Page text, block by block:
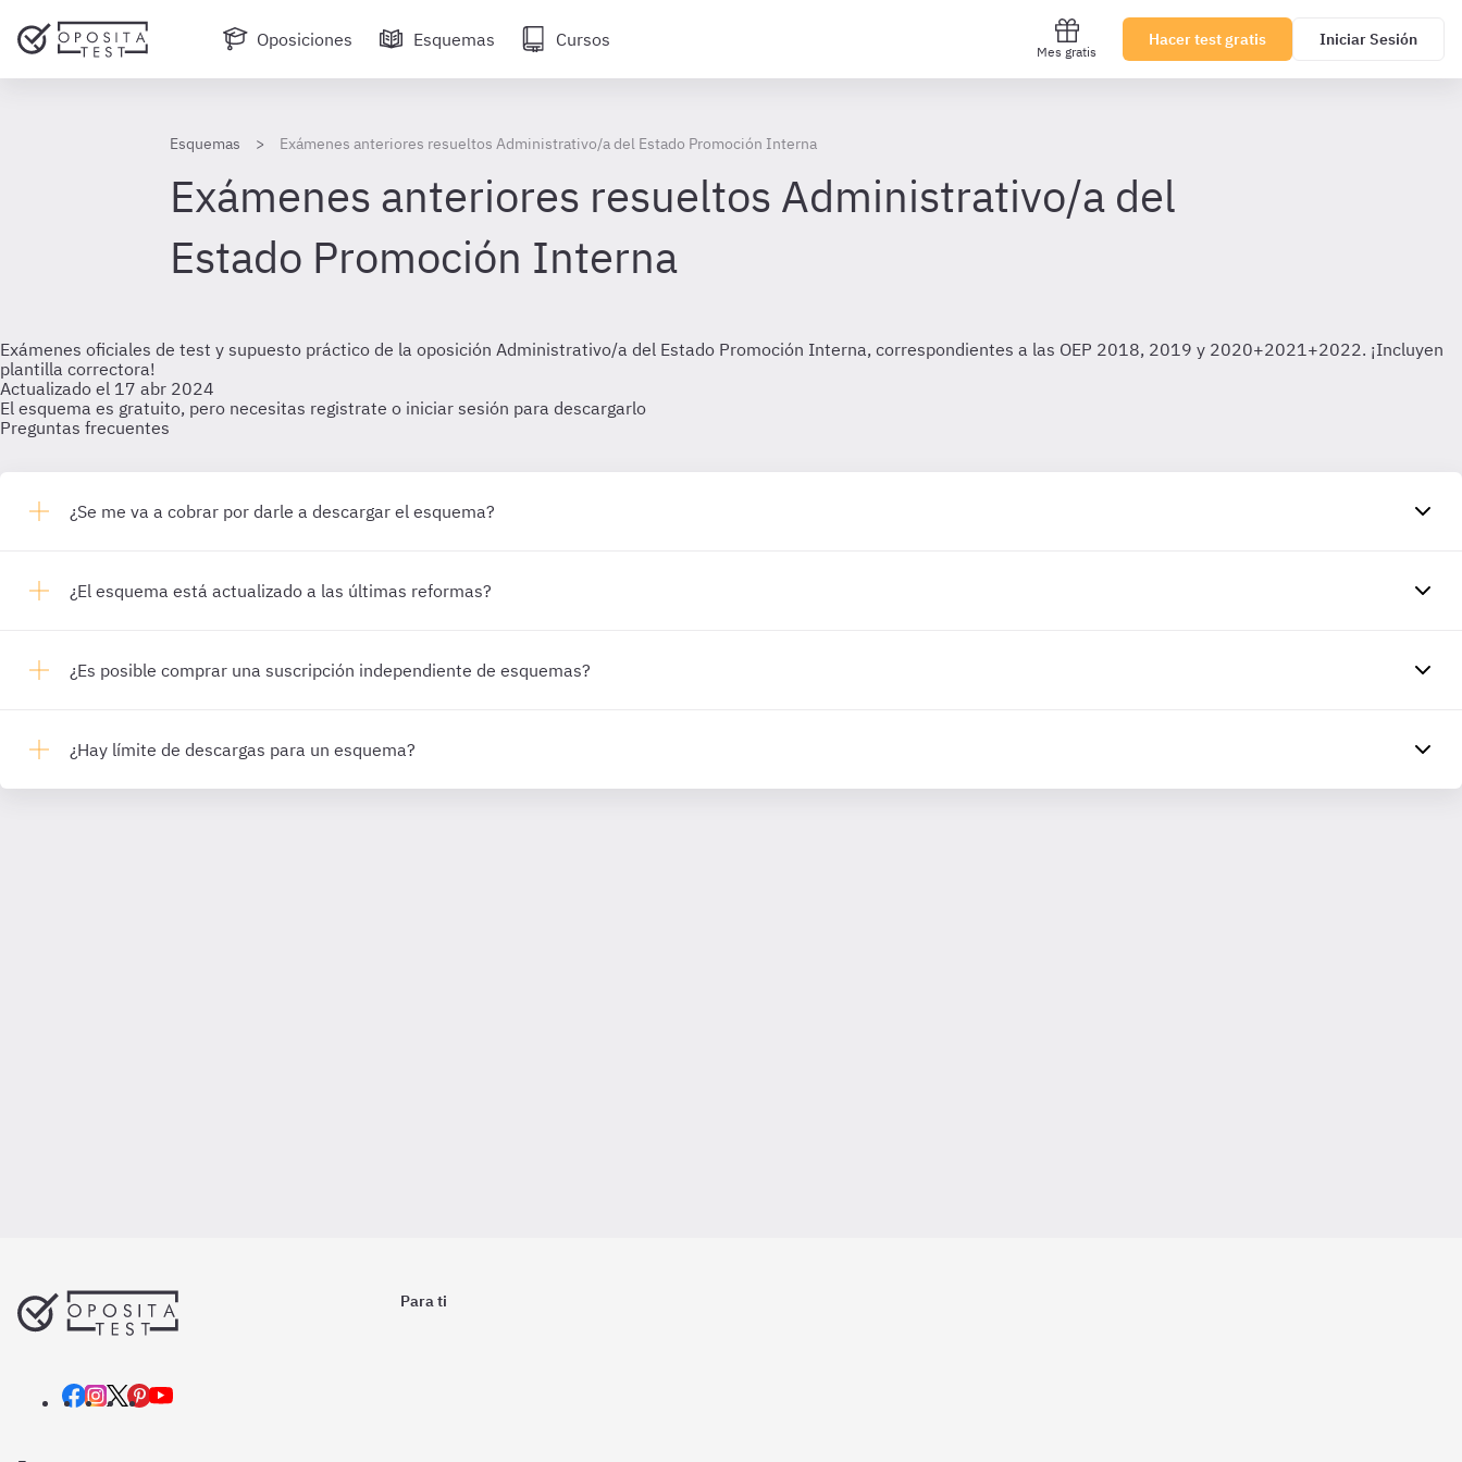
Oposiciones Esquemas Cursos
Mes gratis
Hacer test gratis Iniciar Sesión
Esquemas Exámenes anteriores resueltos Administrativo/a del Estado Promoción Interna
Exámenes anteriores resueltos Administrativo/a del
Estado Promoción Interna
Exámenes oficiales de test y supuesto práctico de la oposición Administrativo/a del Estado Promoción Interna, correspondientes a las OEP 2018, 2019 y 2020+2021+2022. ¡Incluyen
plantilla correctora!
Actualizado el 17 abr 2024
El esquema es gratuito, pero necesitas registrate o iniciar sesión para descargarlo
Preguntas frecuentes
¿Se me va a cobrar por darle a descargar el esquema?
¿El esquema está actualizado a las últimas reformas?
¿Es posible comprar una suscripción independiente de esquemas?
¿Hay límite de descargas para un esquema?
Para ti